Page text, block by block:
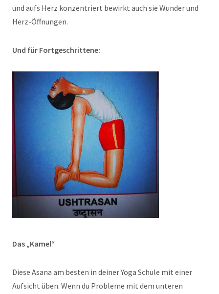
und aufs Herz konzentriert bewirkt auch sie Wunder und
Herz-Öffnungen.
Und für Fortgeschrittene:
Das „Kamel“
Diese Asana am besten in deiner Yoga Schule mit einer
Aufsicht üben. Wenn du Probleme mit dem unteren